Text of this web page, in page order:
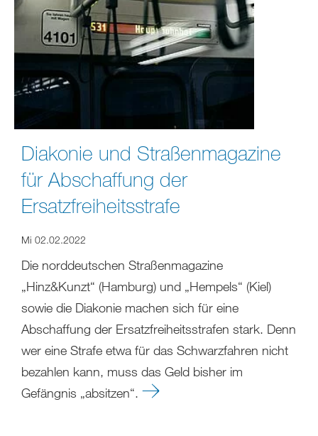
Diakonie und Straßenmagazine
für Abschaffung der
Ersatzfreiheitsstrafe
Mi 02.02.2022
Die norddeutschen Straßenmagazine
„Hinz&Kunzt“ (Hamburg) und „Hempels“ (Kiel)
sowie die Diakonie machen sich für eine
Abschaffung der Ersatzfreiheitsstrafen stark. Denn
wer eine Strafe etwa für das Schwarzfahren nicht
bezahlen kann, muss das Geld bisher im
Gefängnis „absitzen“.